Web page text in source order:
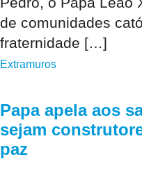
de comunidades
fraternidade […]
Extramuros
Papa apela aos
sejam
paz